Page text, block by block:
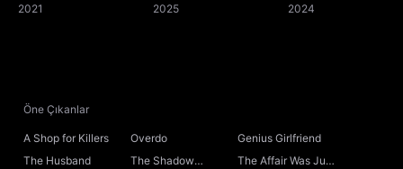
2021 2025 2024
Öne Çıkanlar
A Shop for Killers Overdo
Genius Girlfriend
The Husband
The Shadow
The Affair Was Just